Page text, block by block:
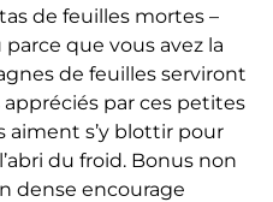
de feuilles mortes –
que vous avez la
de feuilles serviront
par ces petites
aiment s’y blottir pour
du froid. Bonus non
dense encourage